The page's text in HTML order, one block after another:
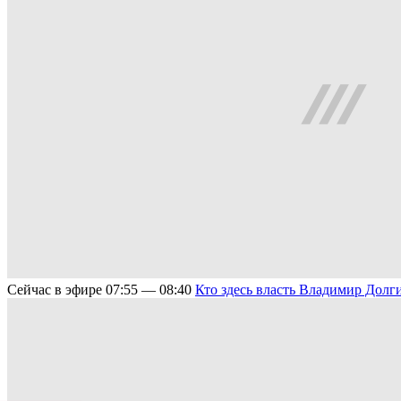
Сейчас в эфире 07:55 — 08:40 Кто здесь власть Владимир